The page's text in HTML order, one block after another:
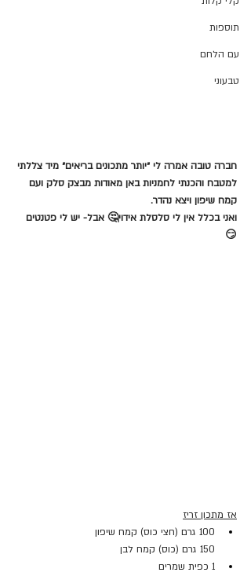
תוספות
עם הלחם
טבעוני
חברה טובה אמרה לי ״יותר מתכונים בריאים״ מיד צללתי
למטבח והכנתי לחמניות באן מאודות מבצק סלק ועם
קמח שיפון ויצא נהדר.
ואני בכלל אין לי סלסלת אידוי🤔 אבל- יש לי פטנטים
😏
אז מתכון זריז
100 גרם (חצי כוס) קמח שיפון
150 גרם (כוס) קמח לבן
1 כפית שמרים